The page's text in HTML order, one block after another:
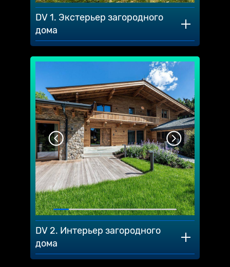
DV 1. Экстерьер загородного
дома
DV 2. Интерьер загородного
дома